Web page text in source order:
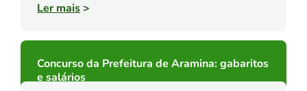
Ler mais>
Concurso da Prefeitura de Aramina: gabaritos
e salários